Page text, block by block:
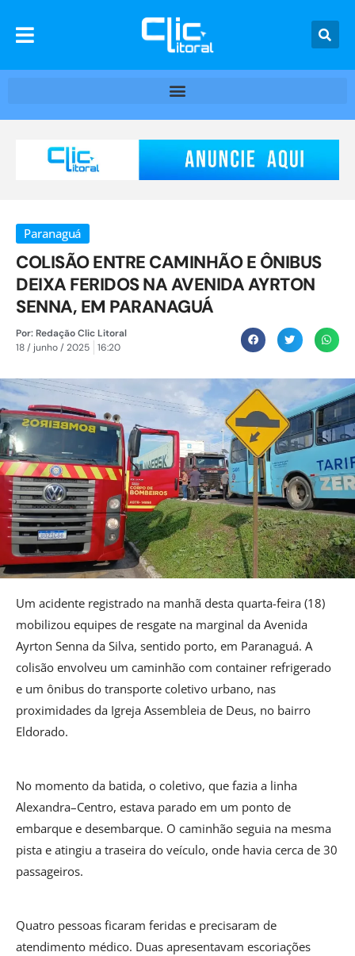
Paranaguá
COLISÃO ENTRE CAMINHÃO E ÔNIBUS
DEIXA FERIDOS NA AVENIDA AYRTON
SENNA, EM PARANAGUÁ
Por:Redação Clic Litoral
18 / junho / 2025
16:20
Um acidente registrado na manhã desta quarta-feira (18)
mobilizou equipes de resgate na marginal da Avenida
Ayrton Senna da Silva, sentido porto, em Paranaguá. A
colisão envolveu um caminhão com container refrigerado
e um ônibus do transporte coletivo urbano, nas
proximidades da Igreja Assembleia de Deus, no bairro
Eldorado.
No momento da batida, o coletivo, que fazia a linha
Alexandra–Centro, estava parado em um ponto de
embarque e desembarque. O caminhão seguia na mesma
pista e atingiu a traseira do veículo, onde havia cerca de 30
passageiros.
Quatro pessoas ficaram feridas e precisaram de
atendimento médico. Duas apresentavam escoriações